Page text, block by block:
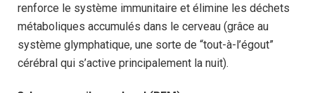
renforce le système immunitaire et élimine les déchets
métaboliques accumulés dans le cerveau (grâce au
système glymphatique, une sorte de “tout-à-l’égout”
cérébral qui s’active principalement la nuit).